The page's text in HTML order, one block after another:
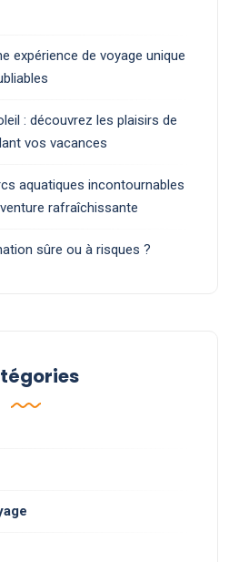
expérience de voyage unique
: découvrez les plaisirs de
vos vacances
aquatiques incontournables
rafraîchissante
sûre ou à risques ?